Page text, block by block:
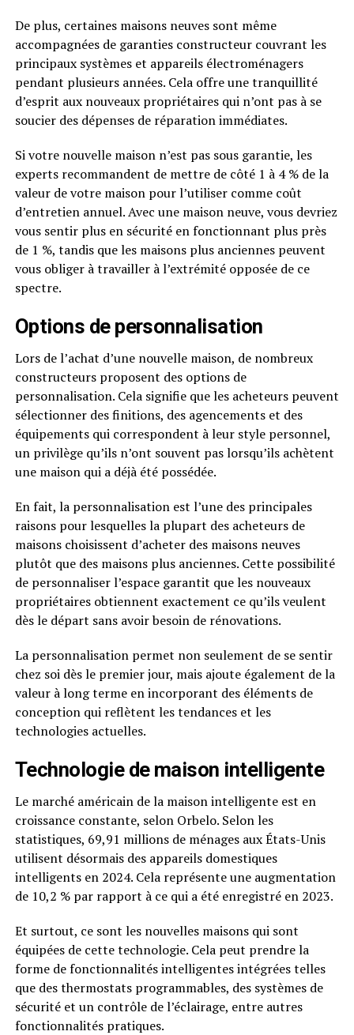
De plus, certaines maisons neuves sont même
accompagnées de garanties constructeur couvrant les
principaux systèmes et appareils électroménagers
pendant plusieurs années. Cela offre une tranquillité
d’esprit aux nouveaux propriétaires qui n’ont pas à se
soucier des dépenses de réparation immédiates.
Si votre nouvelle maison n’est pas sous garantie, les
experts recommandent de mettre de côté 1 à 4 % de la
valeur de votre maison pour l’utiliser comme coût
d’entretien annuel. Avec une maison neuve, vous devriez
vous sentir plus en sécurité en fonctionnant plus près
de 1 %, tandis que les maisons plus anciennes peuvent
vous obliger à travailler à l’extrémité opposée de ce
spectre.
Options de personnalisation
Lors de l’achat d’une nouvelle maison, de nombreux
constructeurs proposent des options de
personnalisation. Cela signifie que les acheteurs peuvent
sélectionner des finitions, des agencements et des
équipements qui correspondent à leur style personnel,
un privilège qu’ils n’ont souvent pas lorsqu’ils achètent
une maison qui a déjà été possédée.
En fait, la personnalisation est l’une des principales
raisons pour lesquelles la plupart des acheteurs de
maisons choisissent d’acheter des maisons neuves
plutôt que des maisons plus anciennes. Cette possibilité
de personnaliser l’espace garantit que les nouveaux
propriétaires obtiennent exactement ce qu’ils veulent
dès le départ sans avoir besoin de rénovations.
La personnalisation permet non seulement de se sentir
chez soi dès le premier jour, mais ajoute également de la
valeur à long terme en incorporant des éléments de
conception qui reflètent les tendances et les
technologies actuelles.
Technologie de maison intelligente
Le marché américain de la maison intelligente est en
croissance constante, selon Orbelo. Selon les
statistiques, 69,91 millions de ménages aux États-Unis
utilisent désormais des appareils domestiques
intelligents en 2024. Cela représente une augmentation
de 10,2 % par rapport à ce qui a été enregistré en 2023.
Et surtout, ce sont les nouvelles maisons qui sont
équipées de cette technologie. Cela peut prendre la
forme de fonctionnalités intelligentes intégrées telles
que des thermostats programmables, des systèmes de
sécurité et un contrôle de l’éclairage, entre autres
fonctionnalités pratiques.